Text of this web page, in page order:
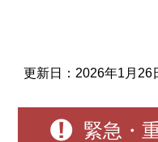
更新日：2026年1月26
緊急・